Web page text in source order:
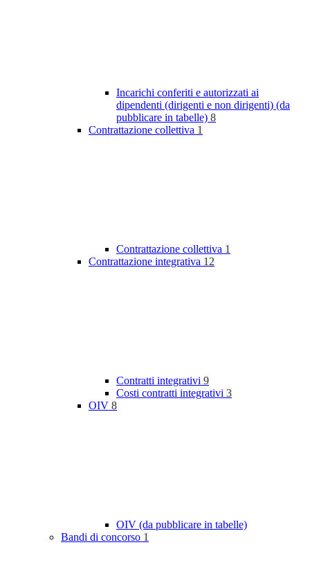
Incarichi conferiti e autorizzati ai
dipendenti (dirigenti e non dirigenti) (da
pubblicare in tabelle) 8
Contrattazione collettiva 1
Contrattazione collettiva 1
Contrattazione integrativa 12
Contratti integrativi 9
Costi contratti integrativi 3
OIV 8
OIV (da pubblicare in tabelle)
Bandi di concorso 1